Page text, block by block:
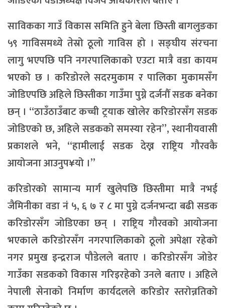
साविकका गाउँ विकास समिति हुने बेला छिस्ती बागलुङका
५९ गाविसमध्ये तेस्रो ठूलो गाविस हो । सङ्घीय संरचना
लागु भएपछि पनि नगरपालिकाको एउटा मात्रै वडा कायम
भएको छ । करिडोरले सदरमुकाम र पालिका मुकामसँग
जोडिएपछि अहिले छिस्तीका गाउँमा पुग्ने दर्जनौँ सडक बनेका
छन् । “ठाउँठाउँबाट कच्ची ट्रयाक खोलेर करिडोरसँग सडक
जोडिएको छ, अहिले सडकको समस्या रहेन”, स्थानीयवासी
प्रकाशले भने, “हामीलाई सडक देख्न राष्ट्रिय गौरवकै
आयोजना आउनुप¥यो ।”
करिडोरको सामान्य मार्ग खुलेपछि छिस्तीमा मात्रै नभई
जैमिनीका वडा नं ५, ६ ७ र ८ मा पुग्ने दर्जनभन्दा बढी सडक
करिडोरसँग जोडिएका छन् । राष्ट्रिय गौरवको आयोजना
भएकाले करिडोरसँग नगरपालिकाको ठूलो अपेक्षा रहेको
नगर प्रमुख इन्द्रराज पौडेलले बताए । करिडोरसँग जोडेर
गाउँका सडकको विकास गरिइरहेको उनले बताए । अहिले
नेपाली सेनाको निर्माण कार्यदलले करिडोर स्तरोन्नतिको